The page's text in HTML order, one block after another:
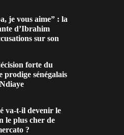
je vous aime” : la
d’Ibrahim
sur son
forte du
prodige sénégalais
va-t-il devenir le
le plus cher de
?